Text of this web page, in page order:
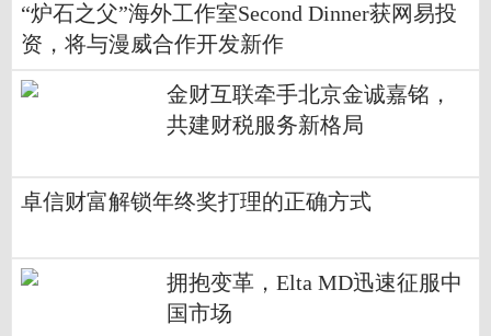
“炉石之父”海外工作室Second Dinner获网易投
资，将与漫威合作开发新作
金财互联牵手北京金诚嘉铭，
共建财税服务新格局
卓信财富解锁年终奖打理的正确方式
拥抱变革，Elta MD迅速征服中
国市场